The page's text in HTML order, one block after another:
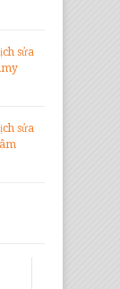
sửa
sửa